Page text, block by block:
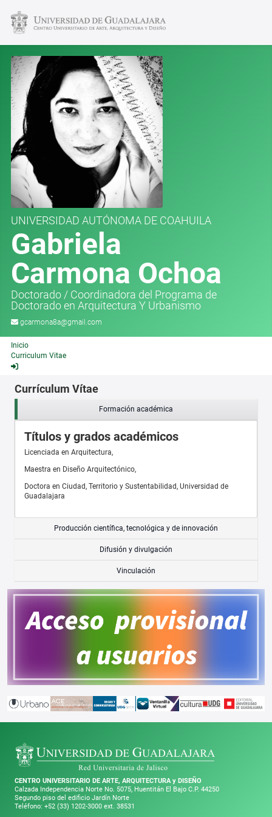
UNIVERSIDAD AUTÓNOMA DE COAHUILA
Gabriela
Carmona Ochoa
Doctorado / Coordinadora del Programa de
Doctorado en Arquitectura Y Urbanismo
gcarmona8a@gmail.com
Inicio
Curriculum Vitae
Currículum Vítae
Formación académica
Títulos y grados académicos
Licenciada en Arquitectura,
Maestra en Diseño Arquitectónico,
Doctora en Ciudad, Territorio y Sustentabilidad, Universidad de
Guadalajara
Producción científica, tecnológica y de innovación
Difusión y divulgación
Vinculación
CENTRO UNIVERSITARIO DE ARTE, ARQUITECTURA y DISEÑO
Calzada Independencia Norte No. 5075, Huentitán El Bajo C.P. 44250
Segundo piso del edificio Jardín Norte
Teléfono: +52 (33) 1202-3000 ext. 38531